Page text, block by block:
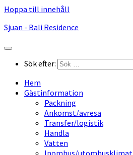
Hoppa till innehåll
Sjuan - Bali Residence
Sök efter:
Hem
Gästinformation
Packning
Ankomst/avresa
Transfer/logistik
Handla
Vatten
Inomhus/utomhusklimat